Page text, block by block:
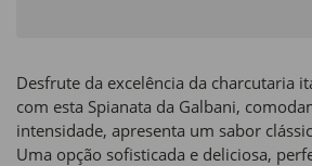
Desfrute da excelência da charcutaria
com esta Spianata da Galbani,
intensidade, apresenta um sabor
Uma opção sofisticada e deliciosa,